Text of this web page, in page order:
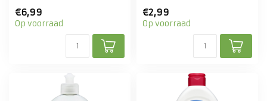
€6,99
Op voorraad
€2,99
Op voorraad